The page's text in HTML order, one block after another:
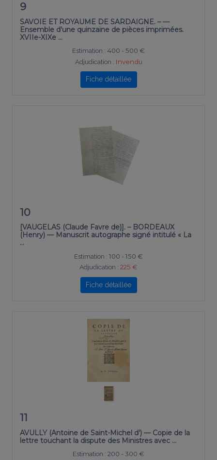
9
SAVOIE ET ROYAUME DE SARDAIGNE. – —
Ensemble d'une quinzaine de pièces imprimées.
XVIIe-XIXe …
Estimation : 400 - 500 €
Adjudication : Invendu
Fiche détaillée
10
[VAUGELAS (Claude Favre de)]. – BORDEAUX
(Henry) — Manuscrit autographe signé intitulé « La
…
Estimation : 100 - 150 €
Adjudication : 225 €
Fiche détaillée
11
AVULLY (Antoine de Saint-Michel d') — Copie de la
lettre touchant la dispute des Ministres avec …
Estimation : 200 - 300 €